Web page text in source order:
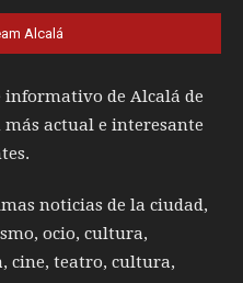
Alcalá
informativo de Alcalá de
actual e interesante
noticias de la ciudad,
ocio, cultura,
cine, teatro, cultura,